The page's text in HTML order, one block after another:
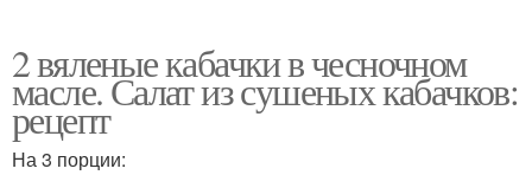
2 вяленые кабачки в чесночном
масле. Салат из сушеных кабачков:
рецепт
На 3 порции: